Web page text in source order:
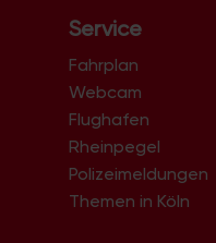
Service
Fahrplan
Webcam
Flughafen
Rheinpegel
Polizeimeldungen
Themen in Köln